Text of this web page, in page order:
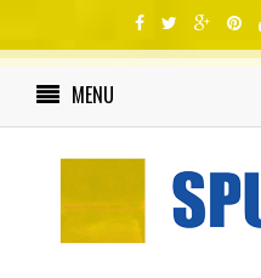
MENU
НОВОСТИ
В Татарстане с
млн кв.м жилья
Экс-аналитик
привлечь к
Европе